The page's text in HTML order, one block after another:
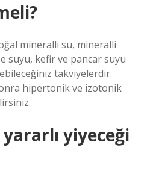
mineralli su, mineralli
suyu, kefir ve pancar suyu
takviyelerdir.
hipertonik ve izotonik
yiyeceği